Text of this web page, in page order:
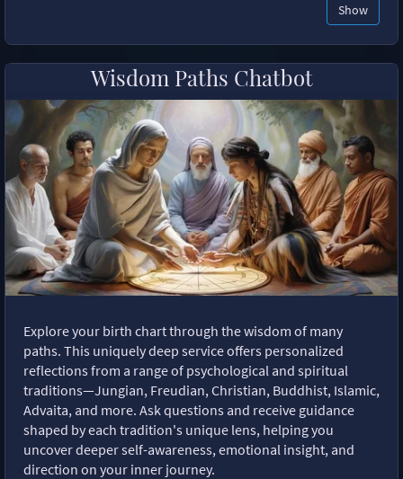
Show
Wisdom Paths Chatbot
Explore your birth chart through the wisdom of many
paths. This uniquely deep service offers personalized
reflections from a range of psychological and spiritual
traditions—Jungian, Freudian, Christian, Buddhist, Islamic,
Advaita, and more. Ask questions and receive guidance
shaped by each tradition's unique lens, helping you
uncover deeper self-awareness, emotional insight, and
direction on your inner journey.